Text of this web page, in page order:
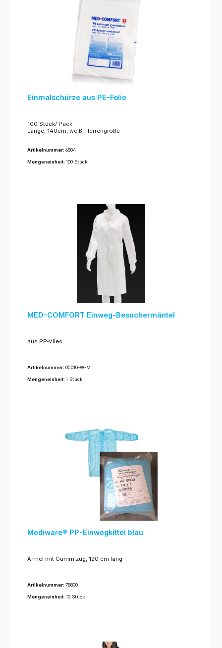
Einmalschürze aus PE-Folie
100 Stück/ Pack
Länge: 140cm, weiß, Herrengröße
Artikelnummer: 6804
Mengeneinheit: 100 Stück
MED-COMFORT Einweg-Besuchermäntel
aus PP-Vlies
Artikelnummer: 05010-W-M
Mengeneinheit: 1 Stück
Mediware® PP-Einwegkittel blau
Ärmel mit Gummizug, 120 cm lang
Artikelnummer: 78800
Mengeneinheit: 10 Stück